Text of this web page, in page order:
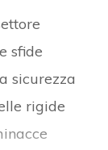
sfide
sicurezza
rigide